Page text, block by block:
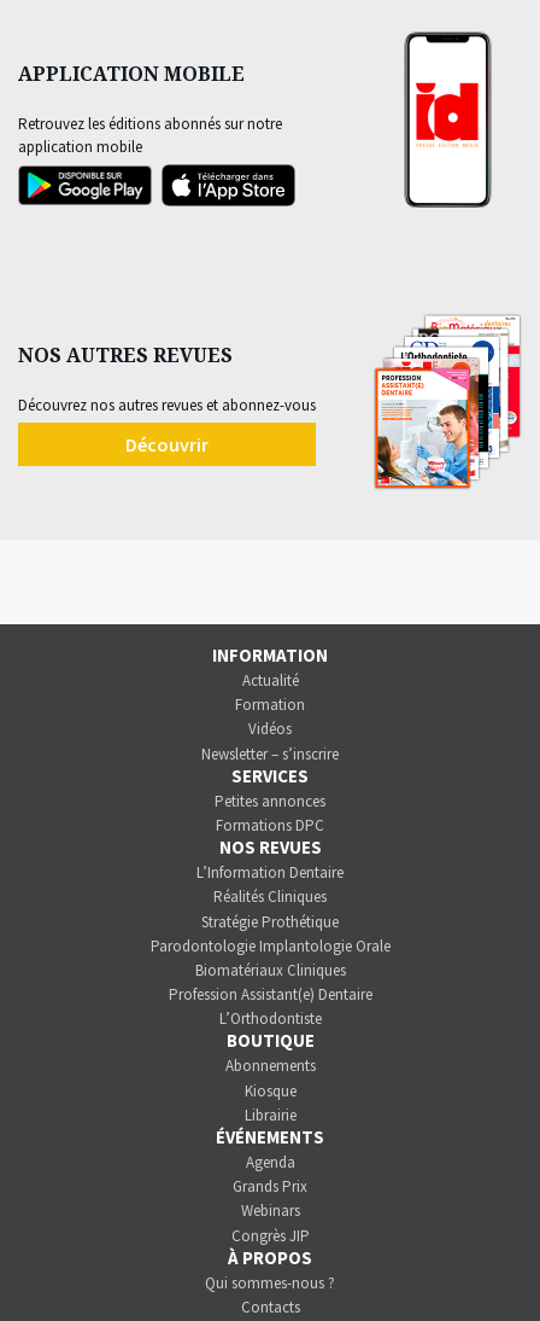
APPLICATION MOBILE
Retrouvez les éditions abonnés sur notre
application mobile
NOS AUTRES REVUES
Découvrez nos autres revues et abonnez-vous
Découvrir
INFORMATION
Actualité
Formation
Vidéos
Newsletter – s’inscrire
SERVICES
Petites annonces
Formations DPC
NOS REVUES
L’Information Dentaire
Réalités Cliniques
Stratégie Prothétique
Parodontologie Implantologie Orale
Biomatériaux Cliniques
Profession Assistant(e) Dentaire
L’Orthodontiste
BOUTIQUE
Abonnements
Kiosque
Librairie
ÉVÉNEMENTS
Agenda
Grands Prix
Webinars
Congrès JIP
À PROPOS
Qui sommes-nous ?
Contacts